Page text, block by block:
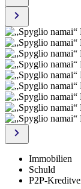
Immobilien
Schuld
P2P-